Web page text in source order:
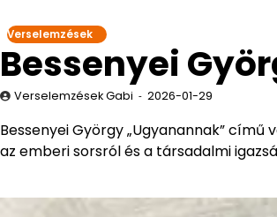
Verselemzések
Bessenyei
Verselemzések Gabi 2026-01-29
Bessenyei György „Ugyanannak”
az emberi sorsról és a társadalmi